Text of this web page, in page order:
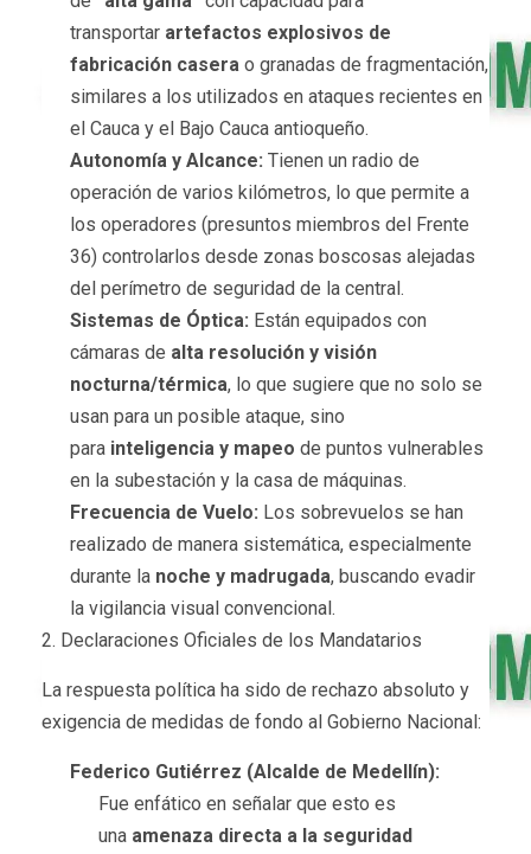
transportar artefactos explosivos de
fabricación casera o granadas de fragmentación,
similares a los utilizados en ataques recientes en
el Cauca y el Bajo Cauca antioqueño.
Autonomía y Alcance: Tienen un radio de
operación de varios kilómetros, lo que permite a
los operadores (presuntos miembros del Frente
36) controlarlos desde zonas boscosas alejadas
del perímetro de seguridad de la central.
Sistemas de Óptica: Están equipados con
cámaras de alta resolución y visión
nocturna/térmica, lo que sugiere que no solo se
usan para un posible ataque, sino
para inteligencia y mapeo de puntos vulnerables
en la subestación y la casa de máquinas.
Frecuencia de Vuelo: Los sobrevuelos se han
realizado de manera sistemática, especialmente
durante la noche y madrugada, buscando evadir
la vigilancia visual convencional.
2. Declaraciones Oficiales de los Mandatarios
La respuesta política ha sido de rechazo absoluto y
exigencia de medidas de fondo al Gobierno Nacional:
Federico Gutiérrez (Alcalde de Medellín):
Fue enfático en señalar que esto es
una amenaza directa a la seguridad